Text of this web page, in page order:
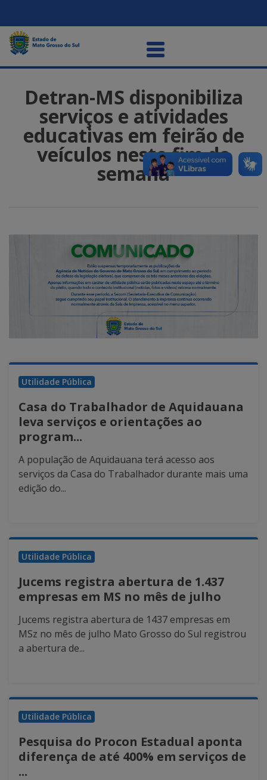
Detran-MS disponibiliza
serviços e atividades
educativas em feirão de
veículos neste fim de
semana
Utilidade Pública
Casa do Trabalhador de Aquidauana
leva serviços e orientações ao
program...
A população de Aquidauana terá acesso aos
serviços da Casa do Trabalhador durante mais uma
edição do...
Utilidade Pública
Jucems registra abertura de 1.437
empresas em MS no mês de julho
Jucems registra abertura de 1437 empresas em
MSz no mês de julho Mato Grosso do Sul registrou
a abertura de...
Utilidade Pública
Pesquisa do Procon Estadual aponta
diferença de até 400% em serviços de
...